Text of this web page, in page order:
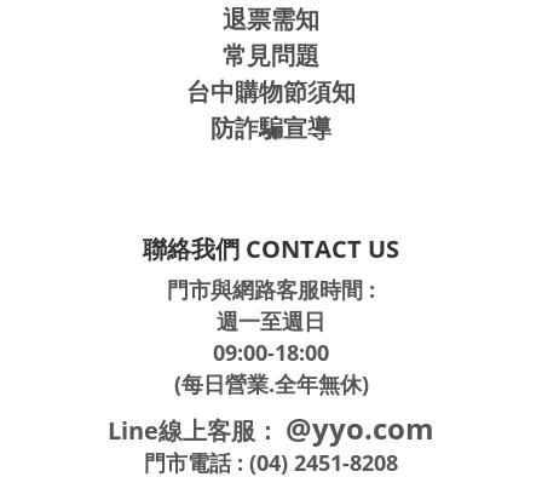
退票需知
常見問題
台中購物節須知
防詐騙宣導
聯絡我們 CONTACT US
門市與網路客服時間 :
週一至週日
09:00-18:00
(每日營業.全年無休)
Line線上客服： @yyo.com
門市電話 : (04) 2451-8208